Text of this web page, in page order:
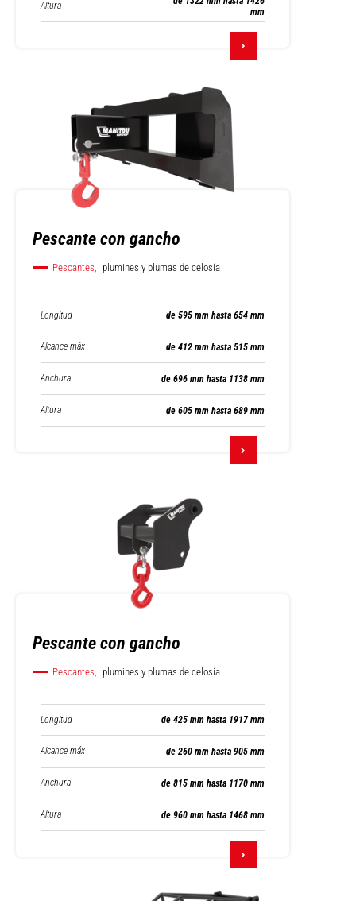
Altura
mm
Pescante con gancho
Pescantes, plumines y plumas de celosía
Longitud de 595 mm hasta 654 mm
Alcance máx de 412 mm hasta 515 mm
Anchura de 696 mm hasta 1138 mm
Altura de 605 mm hasta 689 mm
Pescante con gancho
Pescantes, plumines y plumas de celosía
Longitud de 425 mm hasta 1917 mm
Alcance máx de 260 mm hasta 905 mm
Anchura de 815 mm hasta 1170 mm
Altura de 960 mm hasta 1468 mm